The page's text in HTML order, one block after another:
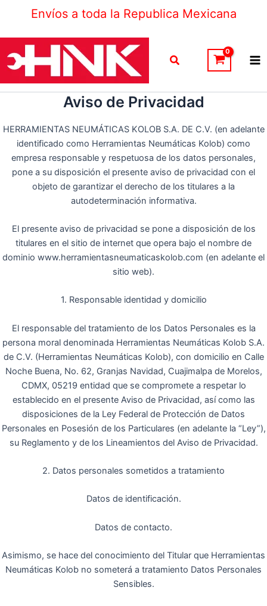
contenido
Envíos a toda la Republica Mexicana
Buscar
Aviso de Privacidad
HERRAMIENTAS NEUMÁTICAS KOLOB S.A. DE C.V. (en adelante
identificado como Herramientas Neumáticas Kolob) como
empresa responsable y respetuosa de los datos personales,
pone a su disposición el presente aviso de privacidad con el
objeto de garantizar el derecho de los titulares a la
autodeterminación informativa.
El presente aviso de privacidad se pone a disposición de los
titulares en el sitio de internet que opera bajo el nombre de
dominio www.herramientasneumaticaskolob.com (en adelante el
sitio web).
1. Responsable identidad y domicilio
El responsable del tratamiento de los Datos Personales es la
persona moral denominada Herramientas Neumáticas Kolob S.A.
de C.V. (Herramientas Neumáticas Kolob), con domicilio en Calle
Noche Buena, No. 62, Granjas Navidad, Cuajimalpa de Morelos,
CDMX, 05219 entidad que se compromete a respetar lo
establecido en el presente Aviso de Privacidad, así como las
disposiciones de la Ley Federal de Protección de Datos
Personales en Posesión de los Particulares (en adelante la “Ley”),
su Reglamento y de los Lineamientos del Aviso de Privacidad.
2. Datos personales sometidos a tratamiento
Datos de identificación.
Datos de contacto.
Asimismo, se hace del conocimiento del Titular que Herramientas
Neumáticas Kolob no someterá a tratamiento Datos Personales
Sensibles.